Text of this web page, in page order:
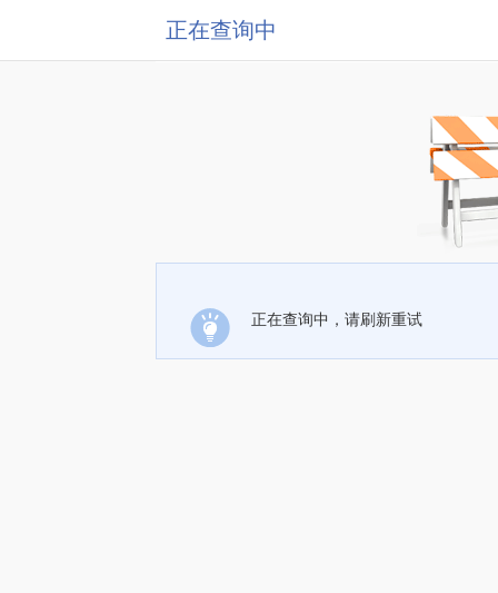
正在查询中
正在查询中，请刷新重试